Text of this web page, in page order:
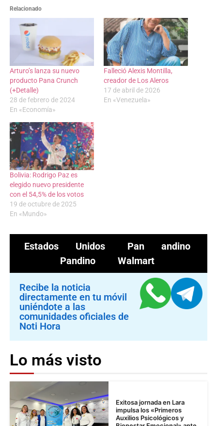
Relacionado
Arturo’s lanza su nuevo
producto Pana Crunch
(+Detalle)
28 de febrero de 2024
En «Economía»
Falleció Alexis Montilla,
creador de Los Aleros
17 de abril de 2026
En «Venezuela»
Bolivia: Rodrigo Paz es
elegido nuevo presidente
con el 54,5% de los votos
19 de octubre de 2025
En «Mundo»
Estados Unidos
Pan andino
Pandino
Walmart
Recibe la noticia
directamente en tu móvil
uniéndote a las
comunidades oficiales de
Noti Hora
Lo más visto
Exitosa jornada en Lara
impulsa los «Primeros
Auxilios Psicológicos y